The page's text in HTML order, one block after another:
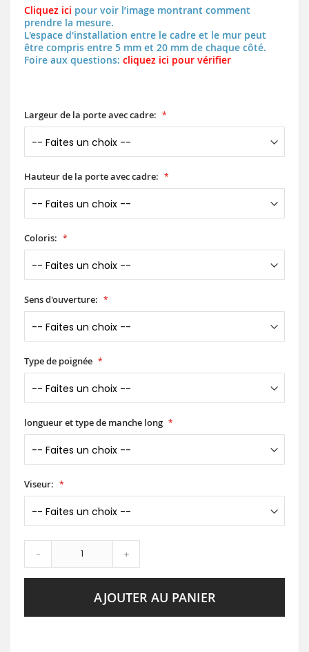
Cliquez ici pour voir l’image montrant comment
prendre la mesure.
L'espace d'installation entre le cadre et le mur peut
être compris entre 5 mm et 20 mm de chaque côté.
Foire aux questions: cliquez ici pour vérifier
Largeur de la porte avec cadre:
Hauteur de la porte avec cadre:
Coloris:
Sens d'ouverture:
Type de poignée
longueur et type de manche long
Viseur:
- +
AJOUTER AU PANIER